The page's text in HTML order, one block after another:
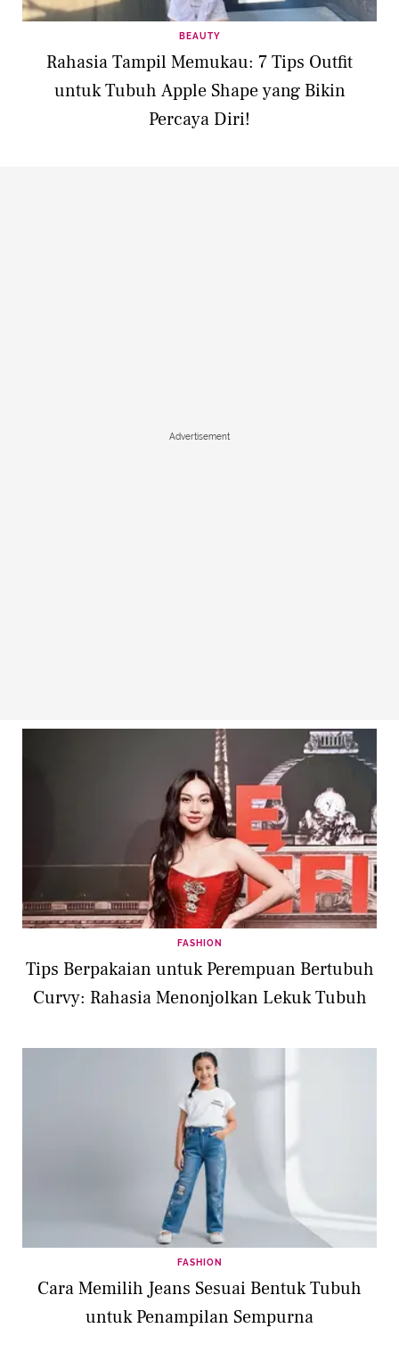
BEAUTY
Rahasia Tampil Memukau: 7 Tips Outfit
untuk Tubuh Apple Shape yang Bikin
Percaya Diri!
Advertisement
FASHION
Tips Berpakaian untuk Perempuan Bertubuh
Curvy: Rahasia Menonjolkan Lekuk Tubuh
FASHION
Cara Memilih Jeans Sesuai Bentuk Tubuh
untuk Penampilan Sempurna